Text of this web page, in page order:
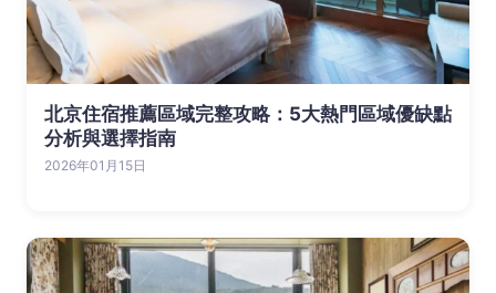
北京住宿推薦區域完整攻略：5大熱門區域優缺點
分析與選擇指南
2026年01月15日